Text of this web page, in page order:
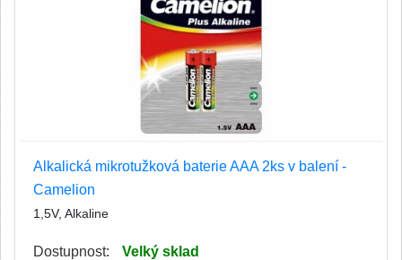
Alkalická mikrotužková baterie AAA 2ks v balení -
Camelion
1,5V, Alkaline
Dostupnost: Velký sklad